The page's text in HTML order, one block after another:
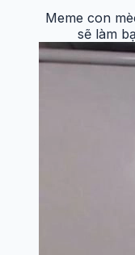
Meme con
sẽ làm